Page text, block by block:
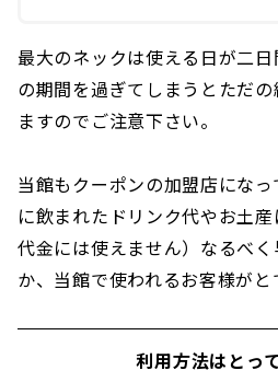
最大のネックは使える日が二
の期間を過ぎてしまうとただ
ますのでご注意下さい。
当館もクーポンの加盟店にな
に飲まれたドリンク代やお土
代金には使えません）なるべ
か、当館で使われるお客様がと
利用方法はとっ